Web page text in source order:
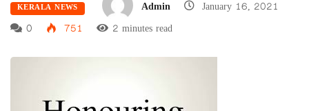
KERALA NEWS Admin
January 16, 2021
0
751 2 minutes read